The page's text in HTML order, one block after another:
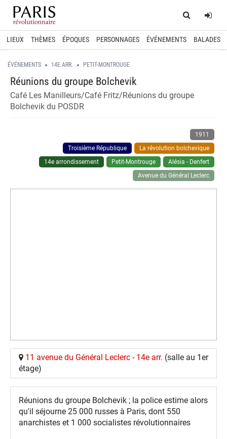
Home
LIEUX THÈMES ÉPOQUES PERSONNAGES ÉVÉNEMENTS BALADES
ÉVÉNEMENTS 14E ARR. PETIT-MONTROUGE
Réunions du groupe Bolchevik
Café Les Manilleurs/Café Fritz/Réunions du groupe
Bolchevik du POSDR
1911
Troisième République
La révolution bolchevique
14e arrondissement
Petit-Montrouge
Alésia - Denfert
Avenue du Général Leclerc
11 avenue du Général Leclerc - 14e arr. (salle au 1er
étage)
Réunions du groupe Bolchevik ; la police estime alors
qu'il séjourne 25 000 russes à Paris, dont 550
anarchistes et 1 000 socialistes révolutionnaires